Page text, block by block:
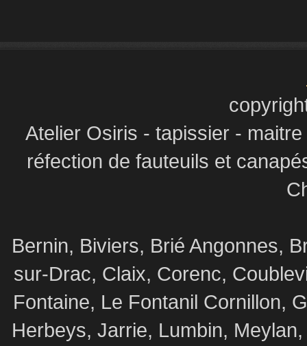
Atelier Osiris - tapissier -
réfection de fauteuils et
Bernin, Biviers, Brié Angonnes,
sur-Drac, Claix, Corenc,
Fontaine, Le Fontanil Cornillon,
Herbeys, Jarrie, Lumbin,